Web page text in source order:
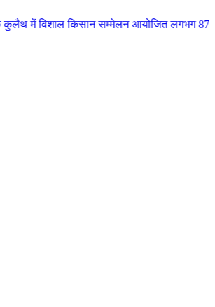
आयोजित लगभग 87.21 करोड़ लागत के 41